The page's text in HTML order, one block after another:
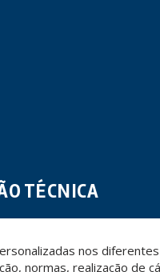
TÉCNICA
nos
normas, realização de